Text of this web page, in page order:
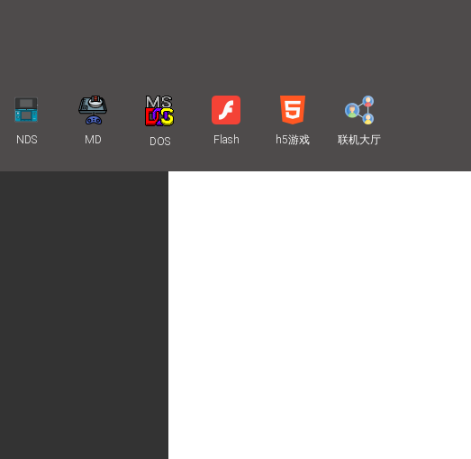
NDS MD DOS Flash h5游戏 联机大厅